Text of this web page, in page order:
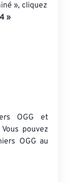
», cliquez
»
OGG et
pouvez
OGG au